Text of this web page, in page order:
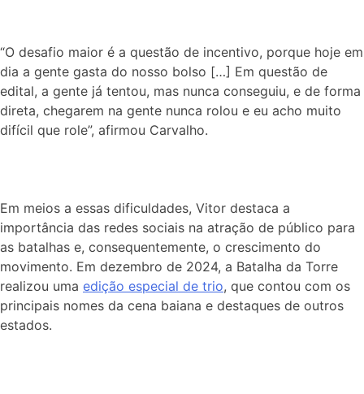
“O desafio maior é a questão de incentivo, porque hoje em
dia a gente gasta do nosso bolso […] Em questão de
edital, a gente já tentou, mas nunca conseguiu, e de forma
direta, chegarem na gente nunca rolou e eu acho muito
difícil que role”, afirmou Carvalho.
Em meios a essas dificuldades, Vitor destaca a
importância das redes sociais na atração de público para
as batalhas e, consequentemente, o crescimento do
movimento. Em dezembro de 2024, a Batalha da Torre
realizou uma edição especial de trio, que contou com os
principais nomes da cena baiana e destaques de outros
estados.